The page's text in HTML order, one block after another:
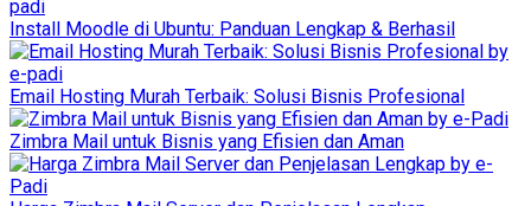
Install Moodle di Ubuntu: Panduan Lengkap & Berhasil
Email Hosting Murah Terbaik: Solusi Bisnis Profesional
Zimbra Mail untuk Bisnis yang Efisien dan Aman